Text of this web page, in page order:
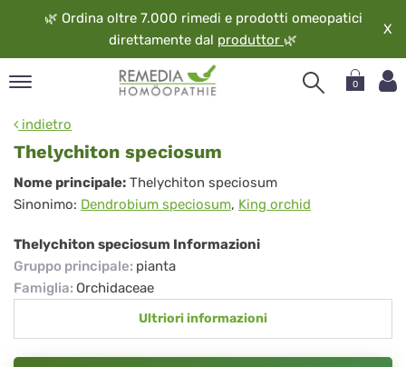
🌿 Ordina oltre 7.000 rimedi e prodotti omeopatici
direttamente dal produttor 🌿
X
0
indietro
Thelychiton speciosum
Thelychiton
speciosum
Nome principale: Thelychiton speciosum
Sinonimo: Dendrobium speciosum, King orchid
Thelychiton speciosum Informazioni
Gruppo principale: pianta
Famiglia: Orchidaceae
Ultriori informazioni